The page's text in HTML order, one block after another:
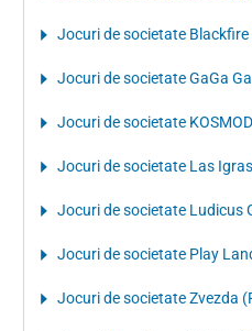
Jocuri de societate
Jocuri de societate GaGa
Jocuri de societate
Jocuri de societate Las
Jocuri de societate Ludicus
Jocuri de societate Play
Jocuri de societate Zvezda